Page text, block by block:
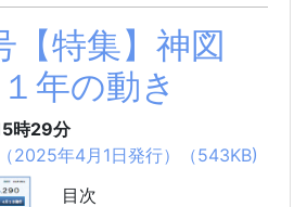
特集】神図
年の動き
時29分
年4月1日発行）（543KB)
目次